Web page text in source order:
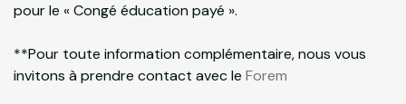
pour le « Congé éducation payé ».
**Pour toute information complémentaire, nous vous
invitons à prendre contact avec le Forem